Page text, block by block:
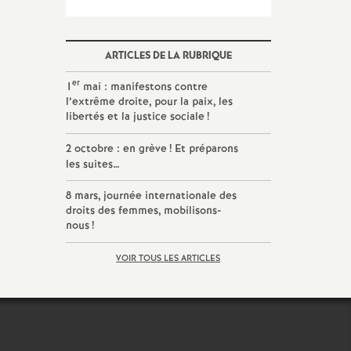
ARTICLES DE LA RUBRIQUE
1ermai : manifestons contre
l’extrême droite, pour la paix, les
libertés et la justice sociale!
2 octobre : en grève! Et préparons
les suites…
8 mars, journée internationale des
droits des femmes, mobilisons-
nous!
VOIR TOUS LES ARTICLES